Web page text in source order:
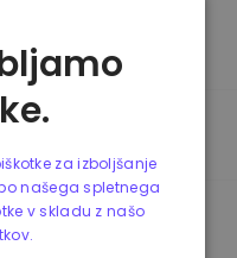
za izboljšanje
našega spletnega
v skladu z našo